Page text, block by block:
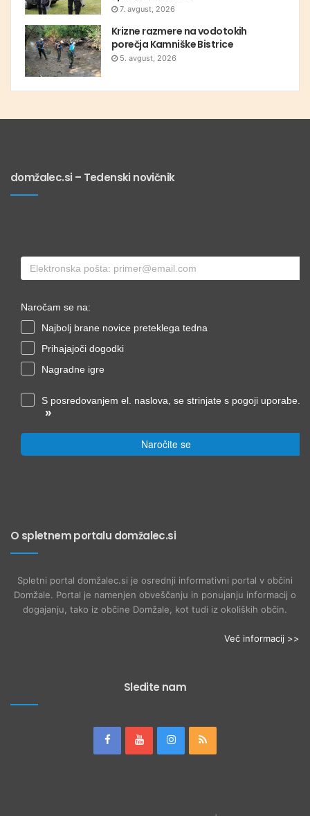
7. avgust, 2026
Krizne razmere na vodotokih
porečja Kamniške Bistrice
5. avgust, 2026
domžalec.si – Tedenski novičnik
Naročam se na:
Najbolj brane novice preteklega tedna
Prihajajoči dogodki
Nagradne igre
S posredovanjem el. naslova, se strinjate s pogoji uporabe.
»
Naročite se
O spletnem portalu domžalec.si
Spletni portal domžalec.si je osrednji informativni portal v občini
Domžale. Portal je namenjen obveščanju in ponujanju informacij o
dogajanju, tako iz občine Domžale, kot tudi iz okoliških občin.
Več informacij >>
Sledite nam